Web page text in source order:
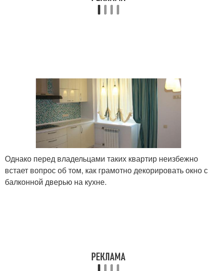
Шторы для окна
Окна с балконной
дверью
Дверь в спальне Ассиметричные шторы
Однако перед владельцами таких квартир неизбежно
встает вопрос об том, как грамотно декорировать окно с
балконной дверью на кухне.